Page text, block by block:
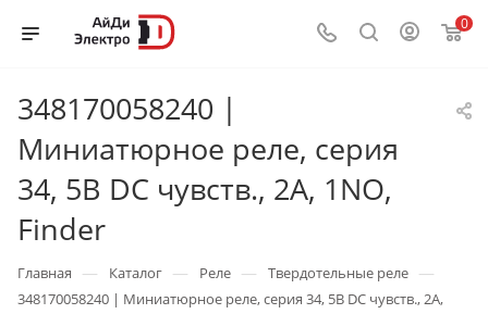
0
348170058240 |
Миниатюрное реле, серия
34, 5В DC чувств., 2А, 1NO,
Finder
Главная — Каталог — Реле — Твердотельные реле —
348170058240 | Миниатюрное реле, серия 34, 5В DC чувств., 2А,